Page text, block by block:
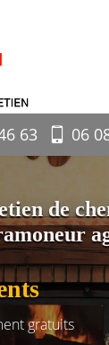
63 06
de
gratuits